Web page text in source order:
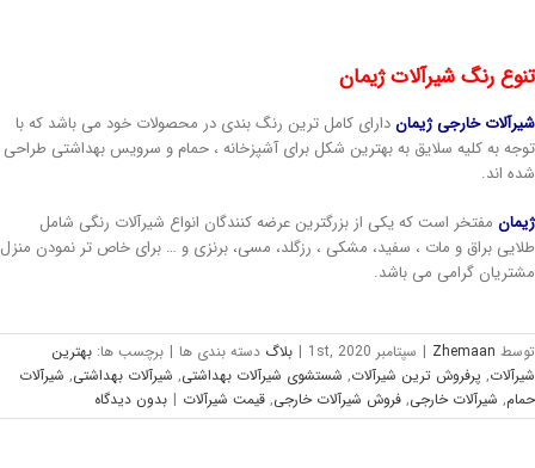
رنگ شیرآلات ژیمان
خارجیژیماندارای کامل ترین رنگ بندی در محصولات خود می باشد که با
به کلیه سلایق به بهترین شکل برای آشپزخانه ، حمام و سرویس بهداشتی طراحی
اند.
مفتخر است که یکی از بزرگترین عرضه کنندگان انواع شیرآلات رنگی شامل
براق و مات ، سفید، مشکی ، رزگلد، مسی، برنزی و … برای خاص تر نمودن منزل
گرامی می باشد.
Zhemaan
| سپتامبر 1st, 2020 | بلاگدسته بندی ها | برچسب ها:بهترین
,پرفروش ترین شیرآلات,شستشوی شیرآلات بهداشتی,شیرآلات بهداشتی,شیرآلات
,شیرآلات خارجی,فروش شیرآلات خارجی,قیمت شیرآلات | بدون ديدگاه